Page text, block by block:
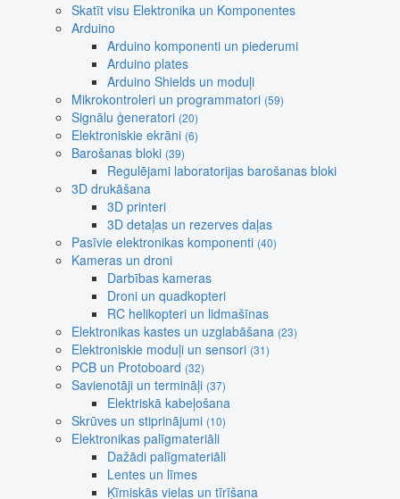
Skatīt visu Elektronika un Komponentes
Arduino
Arduino komponenti un piederumi
Arduino plates
Arduino Shields un moduļi
Mikrokontroleri un programmatori (59)
Signālu ģeneratori (20)
Elektroniskie ekrāni (6)
Barošanas bloki (39)
Regulējami laboratorijas barošanas bloki
3D drukāšana
3D printeri
3D detaļas un rezerves daļas
Pasīvie elektronikas komponenti (40)
Kameras un droni
Darbības kameras
Droni un quadkopteri
RC helikopteri un lidmašīnas
Elektronikas kastes un uzglabāšana (23)
Elektroniskie moduļi un sensori (31)
PCB un Protoboard (32)
Savienotāji un termināļi (37)
Elektriskā kabeļošana
Skrūves un stiprinājumi (10)
Elektronikas palīgmateriāli
Dažādi palīgmateriāli
Lentes un līmes
Ķīmiskās vielas un tīrīšana